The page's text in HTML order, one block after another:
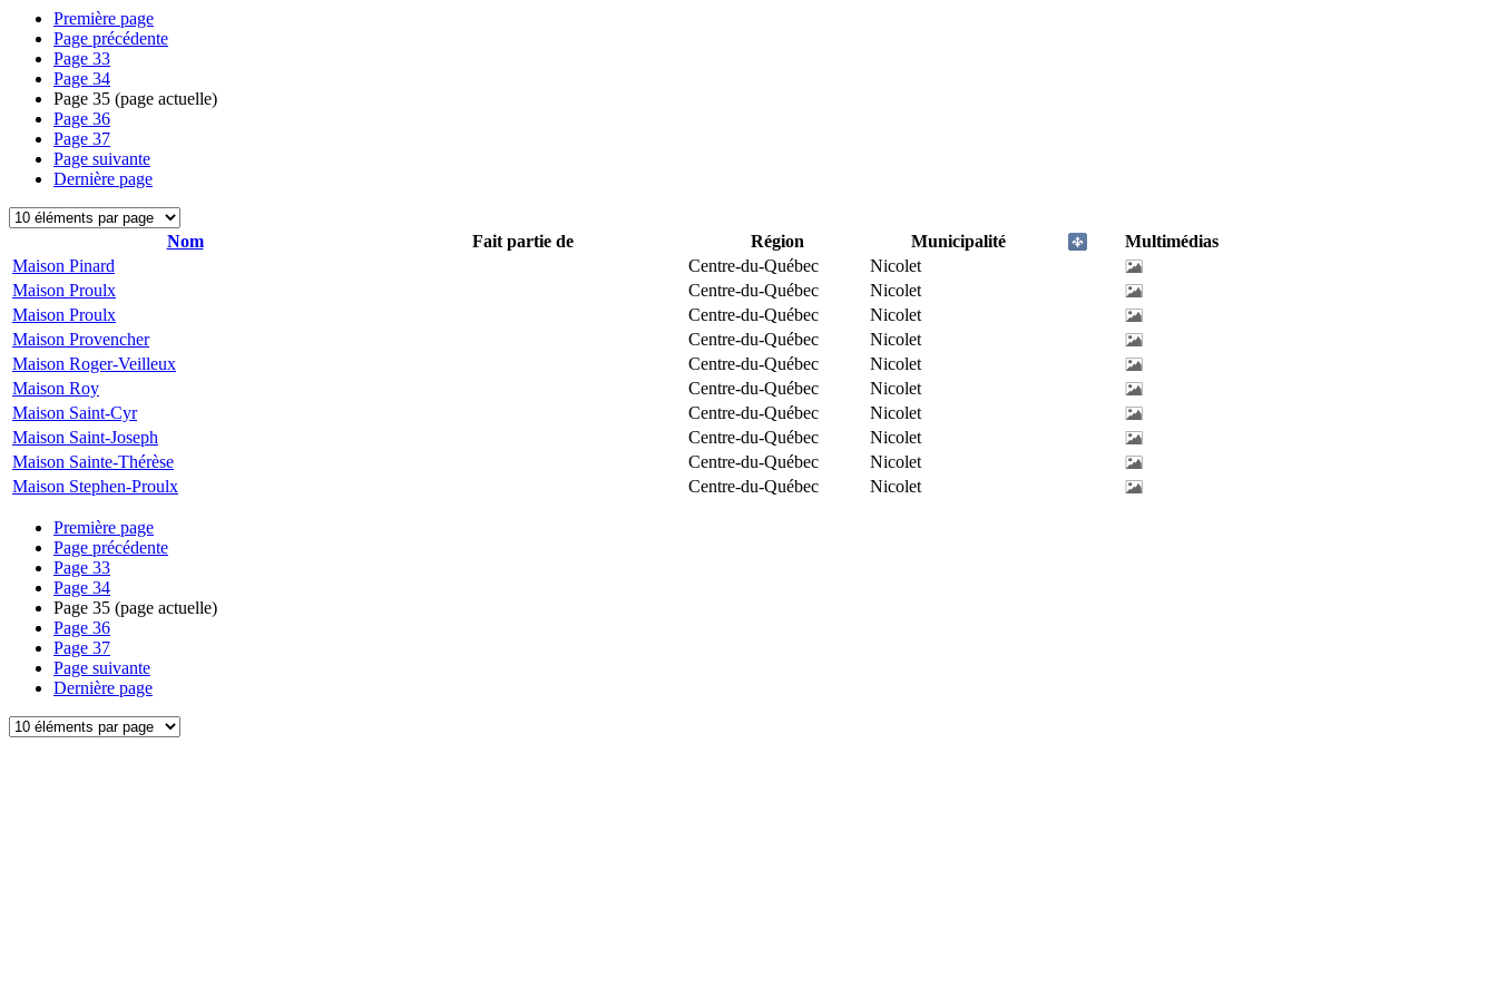
Première page
Page précédente
Page 33
Page 34
Page 35 (page actuelle)
Page 36
Page 37
Page suivante
Dernière page
Nom Fait partie de Région Municipalité
Multimédias
Maison Pinard
Centre-du-Québec
Nicolet
Maison Proulx
Centre-du-Québec
Nicolet
Maison Proulx
Centre-du-Québec
Nicolet
Maison Provencher
Centre-du-Québec
Nicolet
Maison Roger-Veilleux
Centre-du-Québec
Nicolet
Maison Roy
Centre-du-Québec
Nicolet
Maison Saint-Cyr
Centre-du-Québec
Nicolet
Maison Saint-Joseph
Centre-du-Québec
Nicolet
Maison Sainte-Thérèse
Centre-du-Québec
Nicolet
Maison Stephen-Proulx
Centre-du-Québec Nicolet
Première page
Page précédente
Page 33
Page 34
Page 35 (page actuelle)
Page 36
Page 37
Page suivante
Dernière page